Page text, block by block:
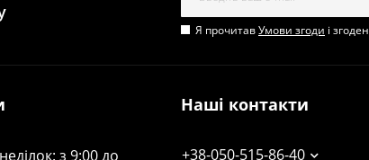
Я прочитавУмови згоди і
з 9:00 до
Наші контакти
+38-050-515-86-40